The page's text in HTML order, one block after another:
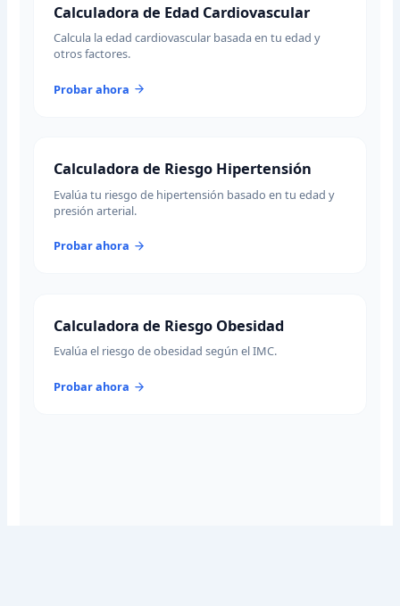
Calculadora de Edad Cardiovascular
Calcula la edad cardiovascular basada en tu edad y
otros factores.
Probar ahora
Calculadora de Riesgo Hipertensión
Evalúa tu riesgo de hipertensión basado en tu edad y
presión arterial.
Probar ahora
Calculadora de Riesgo Obesidad
Evalúa el riesgo de obesidad según el IMC.
Probar ahora